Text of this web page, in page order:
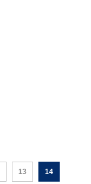
13 14